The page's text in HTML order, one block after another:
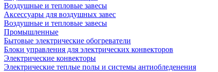
Воздушные и тепловые завесы
Аксессуары для воздушных завес
Воздушные и тепловые завесы
Промышленные
Бытовые электрические обогреватели
Блоки управления для электрических конвекторов
Электрические конвекторы
Электрические теплые полы и системы антиобледенения